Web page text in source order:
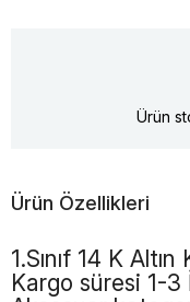
Ürün
Ürün Özellikleri
1.Sınıf 14 K Altın
Kargo süresi 1-3